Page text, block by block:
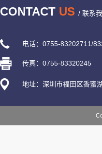
CONTACT US / 联系
电话：0755-83202711/
传真：0755-83320245
地址：深圳市福田区香蜜